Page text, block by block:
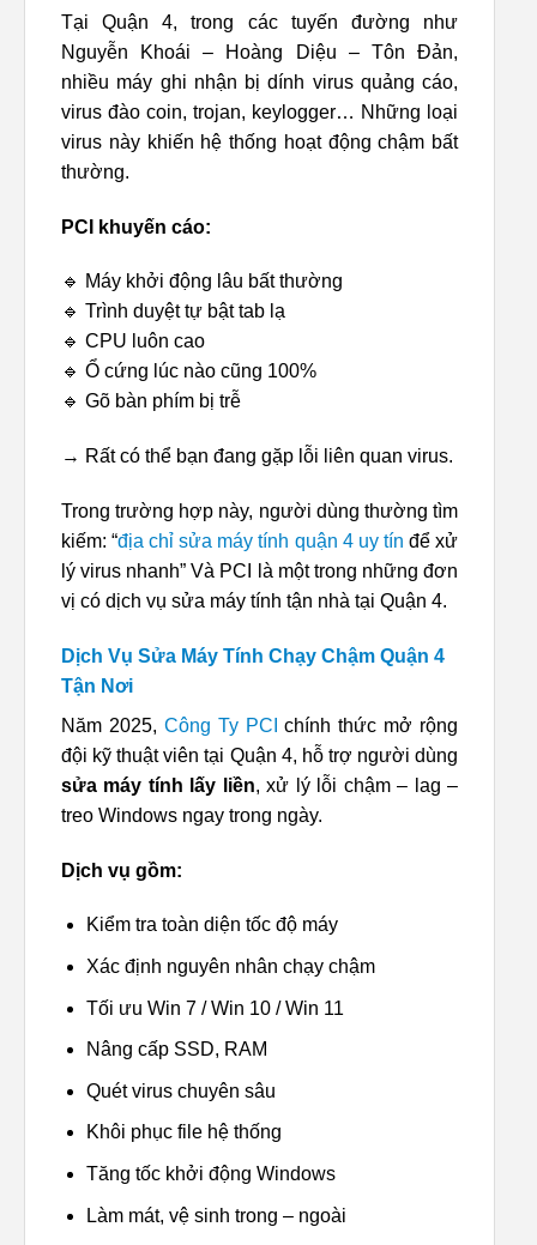
Tại Quận 4, trong các tuyến đường như
Nguyễn Khoái – Hoàng Diệu – Tôn Đản,
nhiều máy ghi nhận bị dính virus quảng cáo,
virus đào coin, trojan, keylogger… Những loại
virus này khiến hệ thống hoạt động chậm bất
thường.
PCI khuyến cáo:
🔹 Máy khởi động lâu bất thường
🔹 Trình duyệt tự bật tab lạ
🔹 CPU luôn cao
🔹 Ổ cứng lúc nào cũng 100%
🔹 Gõ bàn phím bị trễ
→ Rất có thể bạn đang gặp lỗi liên quan virus.
Trong trường hợp này, người dùng thường tìm
kiếm: “địa chỉ sửa máy tính quận 4 uy tín để xử
lý virus nhanh” Và PCI là một trong những đơn
vị có dịch vụ sửa máy tính tận nhà tại Quận 4.
Dịch Vụ Sửa Máy Tính Chạy Chậm Quận 4
Tận Nơi
Năm 2025, Công Ty PCI chính thức mở rộng
đội kỹ thuật viên tại Quận 4, hỗ trợ người dùng
sửa máy tính lấy liền, xử lý lỗi chậm – lag –
treo Windows ngay trong ngày.
Dịch vụ gồm:
Kiểm tra toàn diện tốc độ máy
Xác định nguyên nhân chạy chậm
Tối ưu Win 7 / Win 10 / Win 11
Nâng cấp SSD, RAM
Quét virus chuyên sâu
Khôi phục file hệ thống
Tăng tốc khởi động Windows
Làm mát, vệ sinh trong – ngoài